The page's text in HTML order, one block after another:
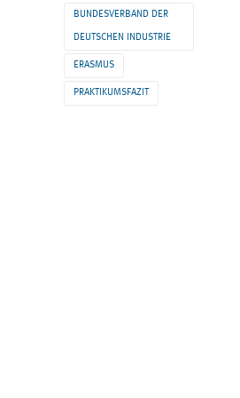
BUNDESVERBAND DER
DEUTSCHEN INDUSTRIE
ERASMUS
PRAKTIKUMSFAZIT